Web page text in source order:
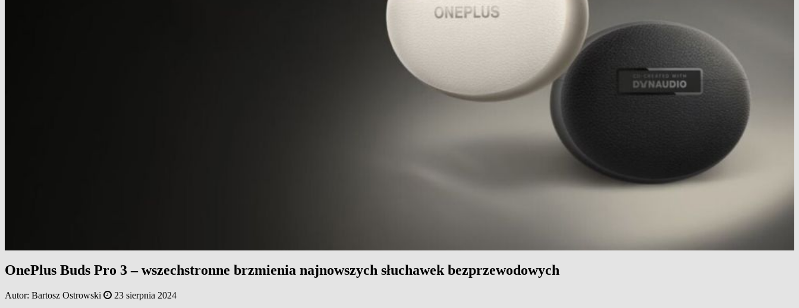
OnePlus Buds Pro 3 – wszechstronne brzmienia najnowszych słuchawek bezprzewodowych
Autor: Bartosz Ostrowski 23 sierpnia 2024